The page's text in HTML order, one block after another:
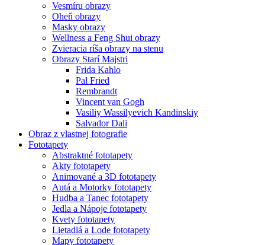
Vesmíru obrazy
Oheň obrazy
Masky obrazy
Wellness a Feng Shui obrazy
Zvieracia ríša obrazy na stenu
Obrazy Starí Majstri
Frida Kahlo
Pal Fried
Rembrandt
Vincent van Gogh
Vasiliy Wassilyevich Kandinskiy
Salvador Dali
Obraz z vlastnej fotografie
Fototapety
Abstraktné fototapety
Akty fototapety
Animované a 3D fototapety
Autá a Motorky fototapety
Hudba a Tanec fototapety
Jedla a Nápoje fototapety
Kvety fototapety
Lietadlá a Lode fototapety
Mapy fototapety